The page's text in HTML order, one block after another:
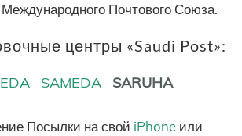
Почтового Союза.
центры «Saudi Post»:
SAMEDA SARUHA
Посылки на свой iPhone или